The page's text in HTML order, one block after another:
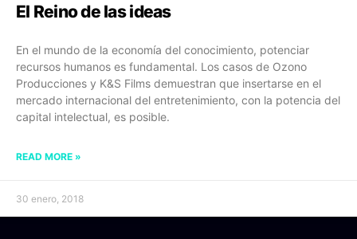
El Reino de las ideas
En el mundo de la economía del conocimiento, potenciar
recursos humanos es fundamental. Los casos de Ozono
Producciones y K&S Films demuestran que insertarse en el
mercado internacional del entretenimiento, con la potencia del
capital intelectual, es posible.
READ MORE »
30 enero, 2018